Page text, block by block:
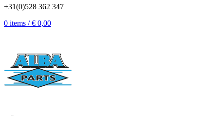
+31(0)528 362 347
0 items / € 0,00